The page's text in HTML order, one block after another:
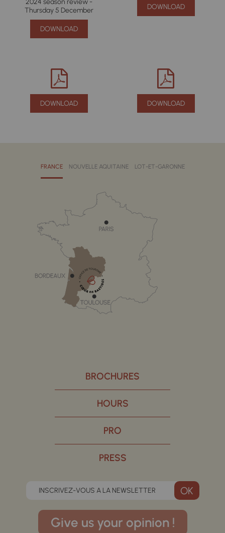
2024 season review -
Thursday 5 December
DOWNLOAD
DOWNLOAD
DOWNLOAD DOWNLOAD
FRANCE NOUVELLE AQUITAINE LOT-ET-GARONNE
BROCHURES
HOURS
PRO
PRESS
INSCRIVEZ-VOUS A LA NEWSLETTER
Give us your opinion !